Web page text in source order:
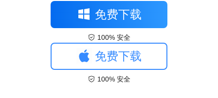
免费下载
100% 安全
免费下载
100% 安全